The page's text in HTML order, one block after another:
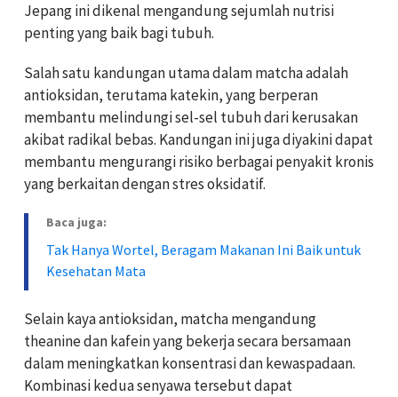
Jepang ini dikenal mengandung sejumlah nutrisi
penting yang baik bagi tubuh.
Salah satu kandungan utama dalam matcha adalah
antioksidan, terutama katekin, yang berperan
membantu melindungi sel-sel tubuh dari kerusakan
akibat radikal bebas. Kandungan ini juga diyakini dapat
membantu mengurangi risiko berbagai penyakit kronis
yang berkaitan dengan stres oksidatif.
Baca juga:
Tak Hanya Wortel, Beragam Makanan Ini Baik untuk
Kesehatan Mata
Selain kaya antioksidan, matcha mengandung
theanine dan kafein yang bekerja secara bersamaan
dalam meningkatkan konsentrasi dan kewaspadaan.
Kombinasi kedua senyawa tersebut dapat